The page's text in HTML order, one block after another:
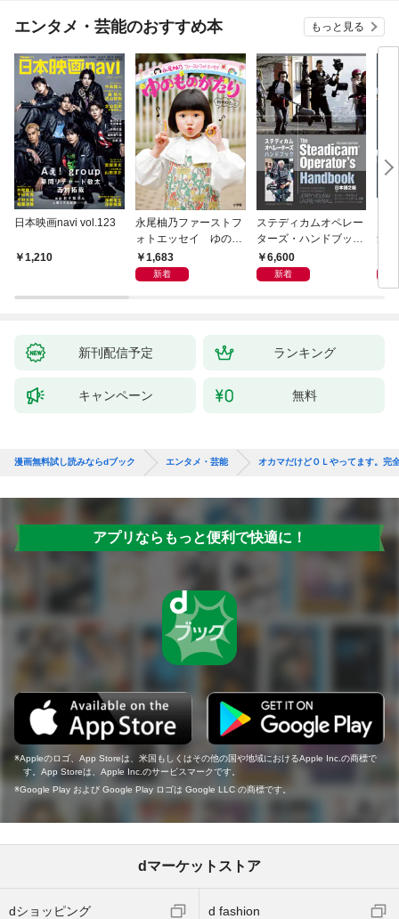
エンタメ・芸能のおすすめ本 もっと見る
日本映画navi vol.123
1,210
永尾柚乃ファーストフ
ォトエッセイ ゆのも
のがたり
1,683
新着
ステディカムオペレー
ターズ・ハンドブック
日本語版 電子版 第２
版
6,600
新着
集
ウ
【
新刊配信予定 ランキング
キャンペーン 無料
漫画無料試し読みならdブック エンタメ・芸能 オカマだけどＯＬやってます。完
アプリならもっと便利で快適に！
Appleのロゴ、App Storeは、米国もしくはその他の国や地域におけるApple Inc.の商標で
す。App Storeは、Apple Inc.のサービスマークです。
Google Play および Google Play ロゴは Google LLC の商標です。
dマーケットストア
dショッピング d fashion